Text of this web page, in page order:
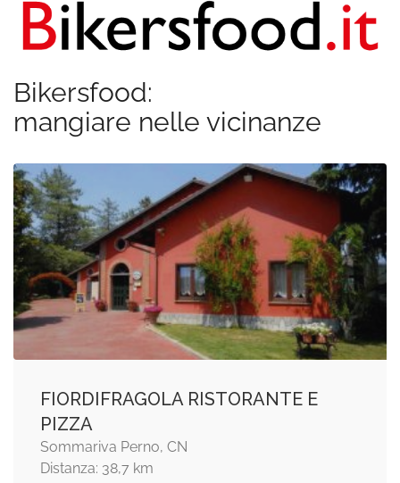
Bikersfood:
mangiare nelle vicinanze
FIORDIFRAGOLA RISTORANTE E
PIZZA
Sommariva Perno, CN
Distanza: 38,7 km